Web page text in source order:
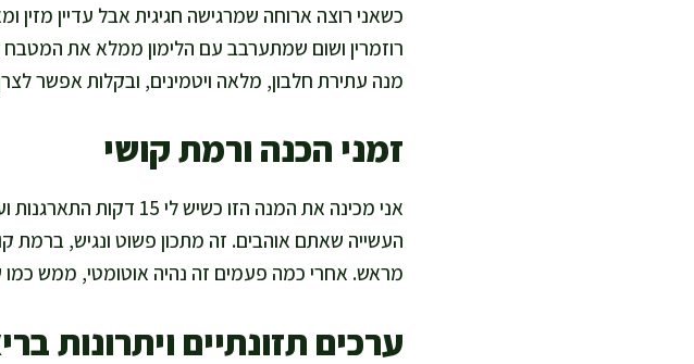
כשאני רוצה ארוחה שמרגישה חגיגית אבל עדיין מזין
רוזמרין ושום שמתערבב עם הלימון ממלא את
מנה עתירת חלבון, מלאה ויטמינים, ובקלות אפשר
זמני הכנה ורמת קושי
העשייה שאתם אוהבים. זה מתכון פשוט ונגיש, ברמת
מראש. אחרי כמה פעמים זה נהיה אוטומטי, ממש
ערכים תזונתיים ויתרונות